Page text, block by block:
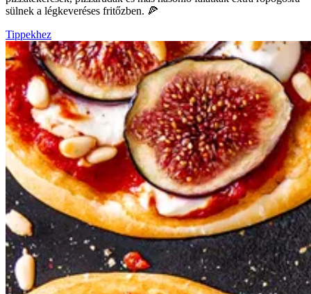
sülnek a légkeveréses fritőzben. 🍕
Tippekhez